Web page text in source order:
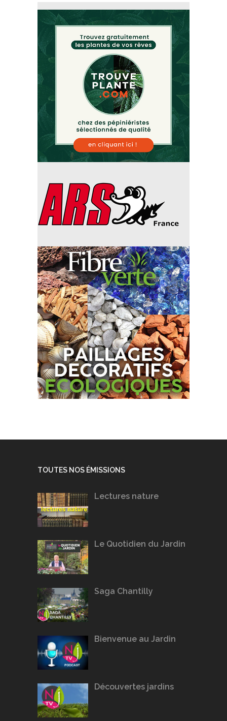
TOUTES NOS ÉMISSIONS
Lectures nature
Le Quotidien du Jardin
Saga Chantilly
Bienvenue au Jardin
Découvertes jardins